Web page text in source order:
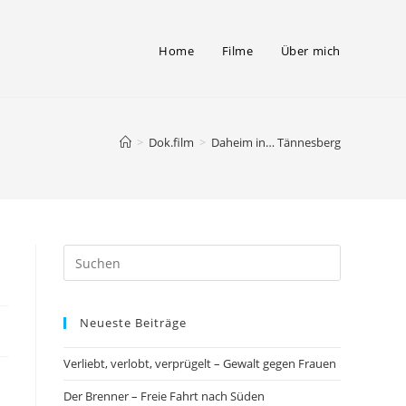
Home Filme Über mich
> Dok.film > Daheim in… Tännesberg
Neueste Beiträge
Verliebt, verlobt, verprügelt – Gewalt gegen Frauen
Der Brenner – Freie Fahrt nach Süden